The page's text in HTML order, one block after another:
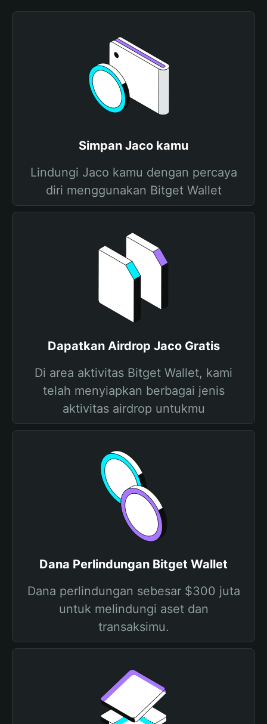
Simpan Jaco kamu
Lindungi Jaco kamu dengan percaya
diri menggunakan Bitget Wallet
Dapatkan Airdrop Jaco Gratis
Di area aktivitas Bitget Wallet, kami
telah menyiapkan berbagai jenis
aktivitas airdrop untukmu
Dana Perlindungan Bitget Wallet
Dana perlindungan sebesar $300 juta
untuk melindungi aset dan
transaksimu.